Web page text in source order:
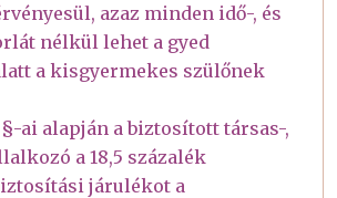
azaz minden idő-, és
nélkül lehet a gyed
a kisgyermekes szülőnek
§-ai alapján a biztosított társas-,
a 18,5 százalék
járulékot a